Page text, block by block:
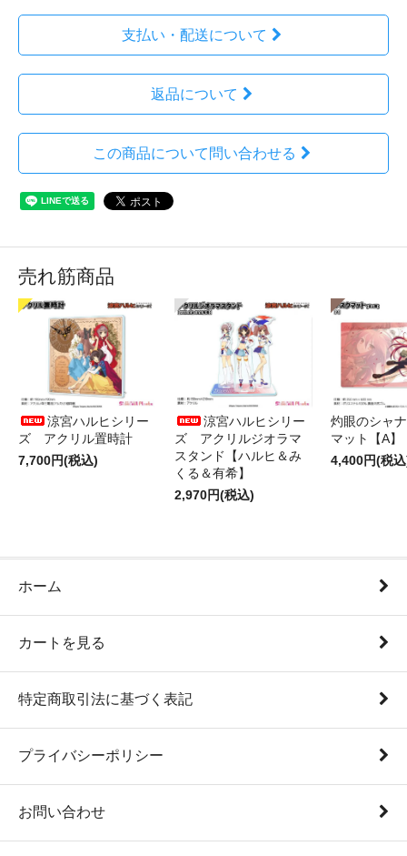
支払い・配送について
返品について
この商品について問い合わせる
売れ筋商品
涼宮ハルヒシリー
ズ アクリル置時計
7,700円(税込)
涼宮ハルヒシリー
ズ アクリルジオラマ
スタンド【ハルヒ＆み
くる＆有希】
2,970円(税込)
灼眼のシャ
マット【A】
4,400円(税
ホーム
カートを見る
特定商取引法に基づく表記
プライバシーポリシー
お問い合わせ